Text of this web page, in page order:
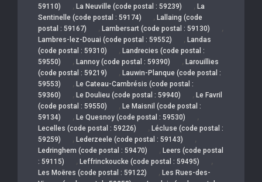
59110)
, La Neuville (code postal : 59239) , La
Sentinelle (code postal : 59174)
, Lallaing (code
postal : 59167)
, Lambersart (code postal : 59130) ,
Lambres-lez-Douai (code postal : 59552) , Landas
(code postal : 59310)
, Landrecies (code postal :
59550)
, Lannoy (code postal : 59390) , Larouillies
(code postal : 59219)
, Lauwin-Planque (code postal :
59553)
, Le Cateau-Cambrésis (code postal :
59360)
, Le Doulieu (code postal : 59940) , Le Favril
(code postal : 59550)
, Le Maisnil (code postal :
59134)
, Le Quesnoy (code postal : 59530) ,
Lecelles (code postal : 59226) , Lécluse (code postal :
59259)
, Lederzeele (code postal : 59143) ,
Ledringhem (code postal : 59470) , Leers (code postal
: 59115)
, Leffrinckoucke (code postal : 59495) ,
Les Moëres (code postal : 59122) , Les Rues-des-